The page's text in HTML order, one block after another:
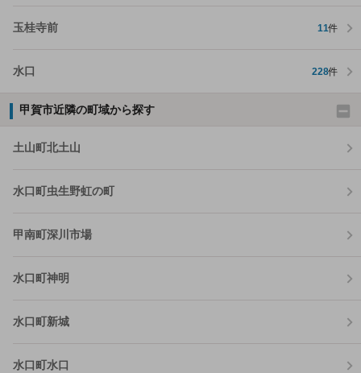
玉桂寺前 11件
水口 228件
甲賀市近隣の町域から探す
土山町北土山
水口町虫生野虹の町
甲南町深川市場
水口町神明
水口町新城
水口町水口